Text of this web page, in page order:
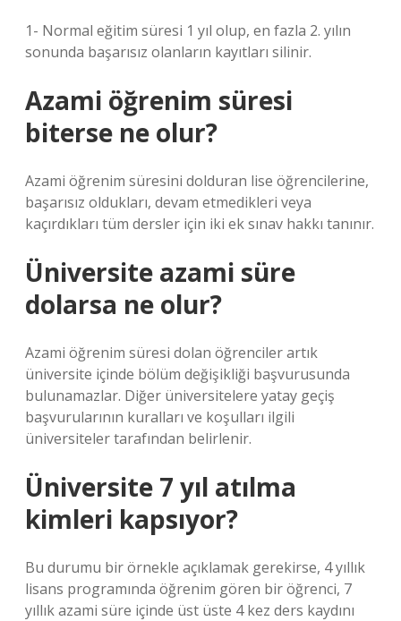
1- Normal eğitim süresi 1 yıl olup, en fazla 2. yılın
sonunda başarısız olanların kayıtları silinir.
Azami öğrenim süresi
biterse ne olur?
Azami öğrenim süresini dolduran lise öğrencilerine,
başarısız oldukları, devam etmedikleri veya
kaçırdıkları tüm dersler için iki ek sınav hakkı tanınır.
Üniversite azami süre
dolarsa ne olur?
Azami öğrenim süresi dolan öğrenciler artık
üniversite içinde bölüm değişikliği başvurusunda
bulunamazlar. Diğer üniversitelere yatay geçiş
başvurularının kuralları ve koşulları ilgili
üniversiteler tarafından belirlenir.
Üniversite 7 yıl atılma
kimleri kapsıyor?
Bu durumu bir örnekle açıklamak gerekirse, 4 yıllık
lisans programında öğrenim gören bir öğrenci, 7
yıllık azami süre içinde üst üste 4 kez ders kaydını